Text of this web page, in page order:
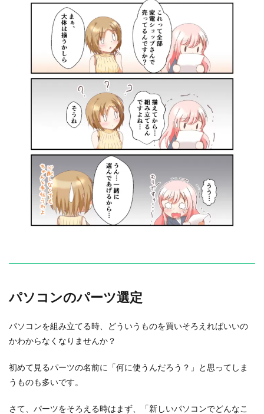
パソコンのパーツ選定
パソコンを組み立てる時、どういうものを買いそろえればいいの
かわからなくなりませんか？
初めて見るパーツの名前に「何に使うんだろう？」と思ってしま
うものも多いです。
さて、パーツをそろえる時はまず、「新しいパソコンでどんなこ